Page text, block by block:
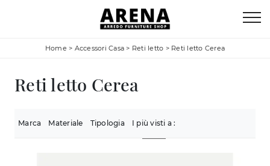
Home > Accessori Casa > Reti letto > Reti letto Cerea
Reti letto Cerea
Marca Materiale Tipologia I più visti a :